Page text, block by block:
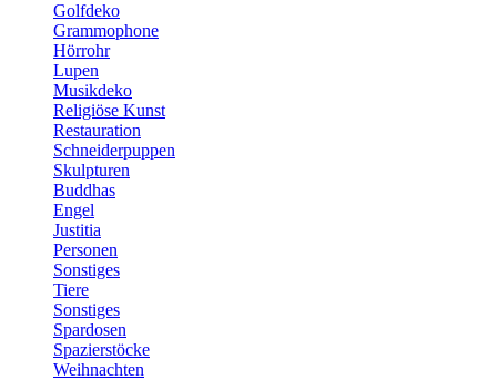
Golfdeko
Grammophone
Hörrohr
Lupen
Musikdeko
Religiöse Kunst
Restauration
Schneiderpuppen
Skulpturen
Buddhas
Engel
Justitia
Personen
Sonstiges
Tiere
Sonstiges
Spardosen
Spazierstöcke
Weihnachten